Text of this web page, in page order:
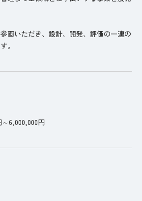
画いただき、設計、開発、評価の一連の
。
6,000,000円